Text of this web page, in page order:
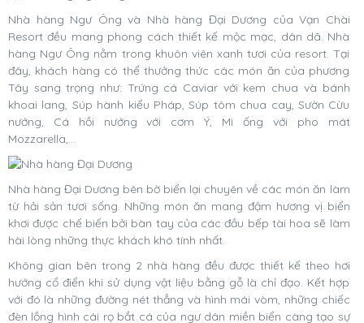
Nhà hàng Ngư Ông và Nhà hàng Đại Dương của Vạn Chài
Resort đều mang phong cách thiết kế mộc mạc, dân dã. Nhà
hàng Ngư Ông nằm trong khuôn viên xanh tươi của resort. Tại
đây, khách hàng có thể thưởng thức các món ăn của phương
Tây sang trọng như: Trứng cá Caviar với kem chua và bánh
khoai lang, Súp hành kiểu Pháp, Súp tôm chua cay, Sườn Cừu
nướng, Cá hồi nướng với cơm Ý, Mì ống với pho mát
Mozzarella,...
Nhà hàng Đại Dương bên bờ biển lại chuyên về các món ăn làm
từ hải sản tươi sống. Những món ăn mang đậm hương vị biển
khơi được chế biến bởi bàn tay của các đầu bếp tài hoa sẽ làm
hài lòng những thực khách khó tính nhất.
Không gian bên trong 2 nhà hàng đều được thiết kế theo hơi
hướng cổ điển khi sử dụng vật liệu bằng gỗ là chỉ đạo. Kết hợp
với đó là những đường nét thẳng và hình mái vòm, những chiếc
đèn lồng hình cái rọ bắt cá của ngư dân miền biển càng tạo sự